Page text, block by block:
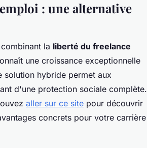
: une alternative
la liberté du freelance
une croissance exceptionnelle
solution hybride permet aux
d'une protection sociale complète.
aller sur ce site pour découvrir
concrets pour votre carrière